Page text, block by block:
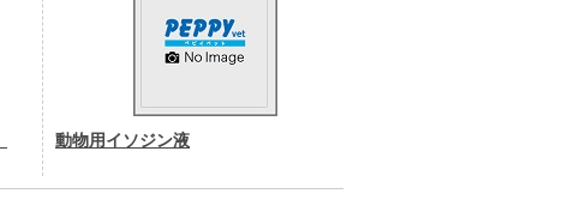
動物用イソジン液